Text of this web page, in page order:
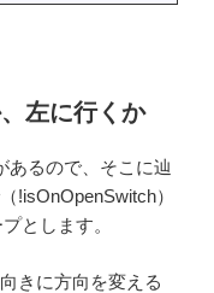
左に行くか
あるので、そこに辿
!isOnOpenSwitch）
とします。
きに方向を変える